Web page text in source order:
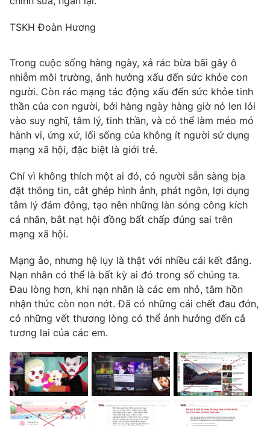
TSKH Đoàn Hương
Trong cuộc sống hàng ngày, xả rác bừa bãi gây ô
nhiễm môi trường, ảnh hưởng xấu đến sức khỏe con
người. Còn rác mạng tác động xấu đến sức khỏe tinh
thần của con người, bởi hàng ngày hàng giờ nó len lỏi
vào suy nghĩ, tâm lý, tinh thần, và có thể làm méo mó
hành vi, ứng xử, lối sống của không ít người sử dụng
mạng xã hội, đặc biệt là giới trẻ.
Chỉ vì không thích một ai đó, có người sẵn sàng bịa
đặt thông tin, cắt ghép hình ảnh, phát ngôn, lợi dụng
tâm lý đám đông, tạo nên những làn sóng công kích
cá nhân, bắt nạt hội đồng bất chấp đúng sai trên
mạng xã hội.
Mạng ảo, nhưng hệ lụy là thật với nhiều cái kết đắng.
Nạn nhân có thể là bất kỳ ai đó trong số chúng ta.
Đau lòng hơn, khi nạn nhân là các em nhỏ, tâm hồn
nhận thức còn non nớt. Đã có những cái chết đau đớn,
có những vết thương lòng có thể ảnh hưởng đến cả
tương lai của các em.